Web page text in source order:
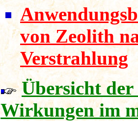
von Zeolith
Verstrahlung
Übersicht
Wirkungen im